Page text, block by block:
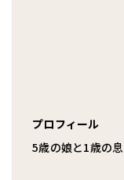
プロフィール
5歳の娘と1歳の